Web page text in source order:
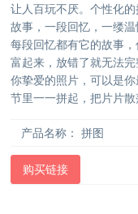
让人百玩不厌。个性化
故事，一段回忆，一缕
每段回忆都有它的故事
富起来，放错了就无法
你挚爱的照片，可以是
节里一一拼起，把片片
产品名称： 拼图
购买链接